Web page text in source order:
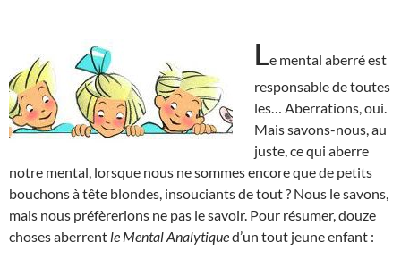
Le mental aberré est
responsable de toutes
les… Aberrations, oui.
Mais savons-nous, au
juste, ce qui aberre
notre mental, lorsque nous ne sommes encore que de petits
bouchons à tête blondes, insouciants de tout ? Nous le savons,
mais nous préfèrerions ne pas le savoir. Pour résumer, douze
choses aberrent le Mental Analytiqued’un tout jeune enfant :